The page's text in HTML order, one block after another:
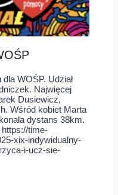
WOŚP. Udział
Najwięcej
Dusiewicz,
Wśród kobiet Marta
dystans 38km.
https://time-
xix-indywidualny-
i-ucz-sie-